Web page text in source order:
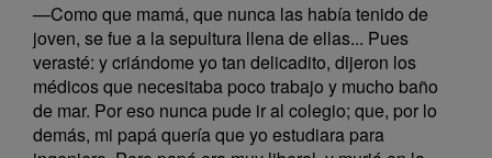
—Como que mamá, que nunca las había tenido de
joven, se fue a la sepultura llena de ellas... Pues
verasté: y criándome yo tan delicadito, dijeron los
médicos que necesitaba poco trabajo y mucho baño
de mar. Por eso nunca pude ir al colegio; que, por lo
demás, mi papá quería que yo estudiara para